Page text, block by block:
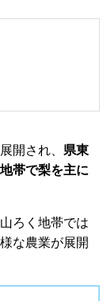
開され、 県東
帯で梨を主に
ろく地帯では
な農業が展開